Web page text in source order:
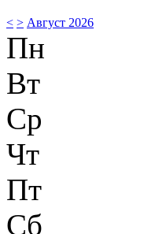
< > Август 2026
Пн
Вт
Ср
Чт
Пт
Сб